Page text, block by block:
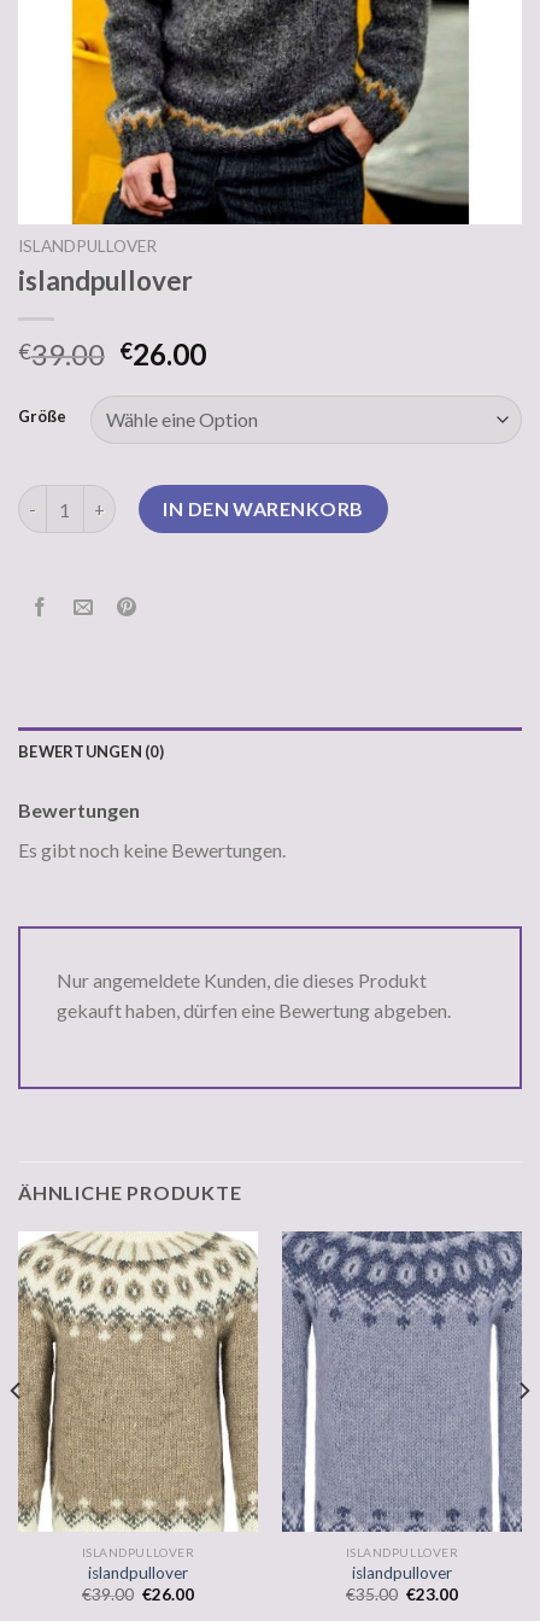
ISLANDPULLOVER
islandpullover
€39.00 €26.00
Größe
islandpullover MengeIN DEN WARENKORB
BEWERTUNGEN (0)
Bewertungen
Es gibt noch keine Bewertungen.
Nur angemeldete Kunden, die dieses Produkt
gekauft haben, dürfen eine Bewertung abgeben.
ÄHNLICHE PRODUKTE
ISLANDPULLOVER
islandpullover
€39.00 €26.00
ISLANDPULLOVER
islandpullover
€35.00 €23.00